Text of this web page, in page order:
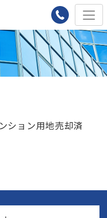
ション用地売却済